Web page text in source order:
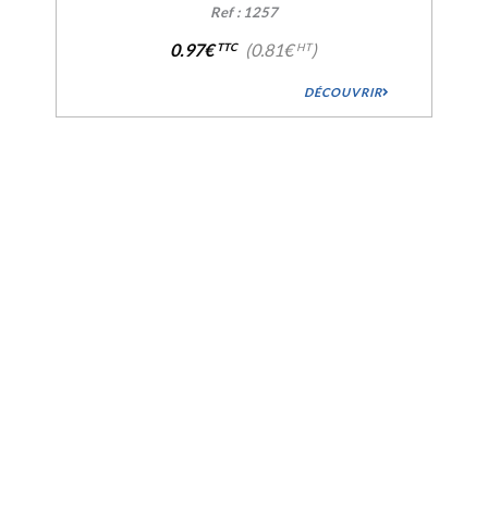
Ref : 1257
0.97€TTC (0.81€HT)
DÉCOUVRIR